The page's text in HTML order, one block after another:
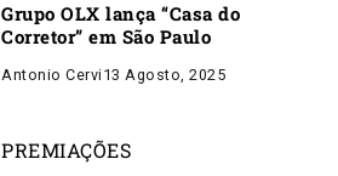
Grupo OLX lança “Casa do
Corretor” em São Paulo
Antonio Cervi 13 Agosto, 2025
PREMIAÇÕES